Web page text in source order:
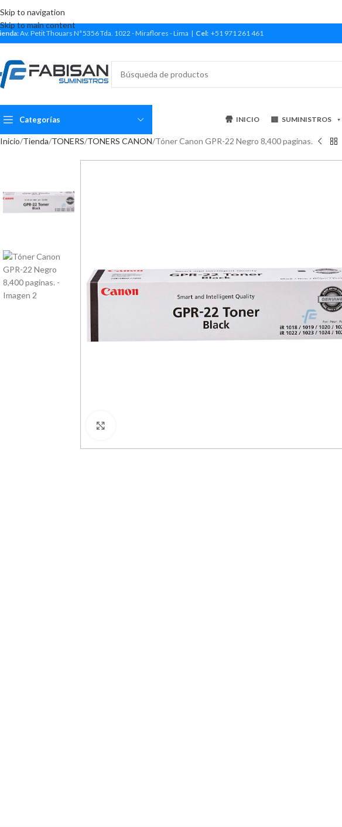
Skip to navigation
Skip to main content
Av. Petit Thouars Nª 5356 Tda. 1022 - Miraflores - Lima | Cel: +51 971 261 461
Categorías INICIO SUMINISTROS
Inicio Tienda TONERS TONERS CANON Tóner Canon GPR-22 Negro 8,400 paginas.